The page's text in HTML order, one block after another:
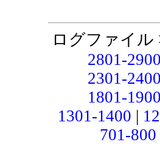
ログファイル
2801-2900
2301-2400
1801-1900
1301-1400 |
701-800